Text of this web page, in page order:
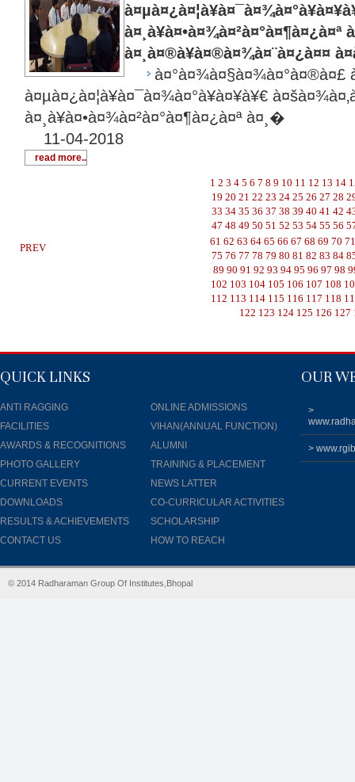
à¤¸à¥à¤•à¤¾à¤²à¤°à¤¶à¤¿à¤ª
à¤¸à¤®à¥à¤®à¤¾à¤¨à¤¿à¤¤
à¤°à¤¾à¤§à¤¾à¤°à¤®à¤£
à¤µà¤¿à¤¦à¥à¤¯à¤¾à¤°à¥à¤¥à¥€
à¤¸à¥à¤•à¤¾à¤²à¤°à¤¶à¤¿à¤ª à¤¸�
11-04-2018
read more..
PREV
1 2 3 4 5 6 7 8 9 10 11 12 13 14
19 20 21 22 23 24 25 26 27 28
33 34 35 36 37 38 39 40 41 42
47 48 49 50 51 52 53 54 55 56
61 62 63 64 65 66 67 68 69 70
75 76 77 78 79 80 81 82 83 84
89 90 91 92 93 94 95 96 97 98
102 103 104 105 106 107 108
112 113 114 115 116 117 118
122 123 124 125 126 127